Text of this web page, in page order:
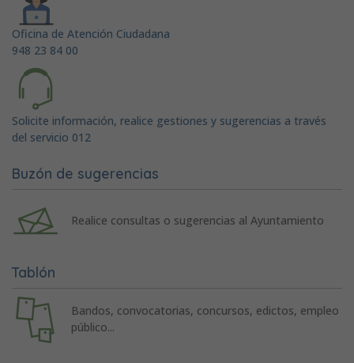
Oficina de Atención Ciudadana
948 23 84 00
Solicite información, realice gestiones y sugerencias a través
del servicio 012
Buzón de sugerencias
Realice consultas o sugerencias al Ayuntamiento
Tablón
Bandos, convocatorias, concursos, edictos, empleo
público...